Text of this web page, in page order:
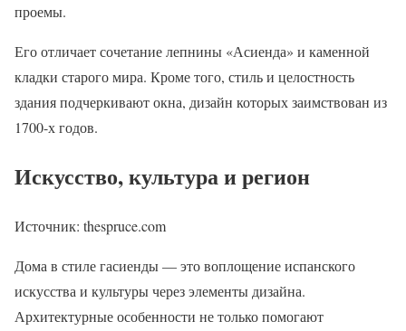
проемы.
Его отличает сочетание лепнины «Асиенда» и каменной
кладки старого мира. Кроме того, стиль и целостность
здания подчеркивают окна, дизайн которых заимствован из
1700-х годов.
Искусство, культура и регион
Источник: thespruce.com
Дома в стиле гасиенды — это воплощение испанского
искусства и культуры через элементы дизайна.
Архитектурные особенности не только помогают